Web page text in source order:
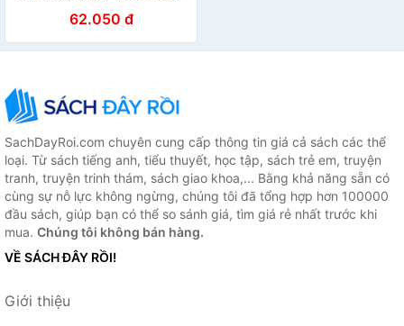
Lòng Amazon62.050 đ
SachDayRoi.com chuyên cung cấp thông tin giá cả sách các thể
loại. Từ sách tiếng anh, tiểu thuyết, học tập, sách trẻ em, truyện
tranh, truyện trinh thám, sách giao khoa,... Bằng khả năng sẵn có
cùng sự nỗ lực không ngừng, chúng tôi đã tổng hợp hơn 100000
đầu sách, giúp bạn có thể so sánh giá, tìm giá rẻ nhất trước khi
mua. Chúng tôi không bán hàng.
VỀ SÁCH ĐÂY RỒI!
Giới thiệu